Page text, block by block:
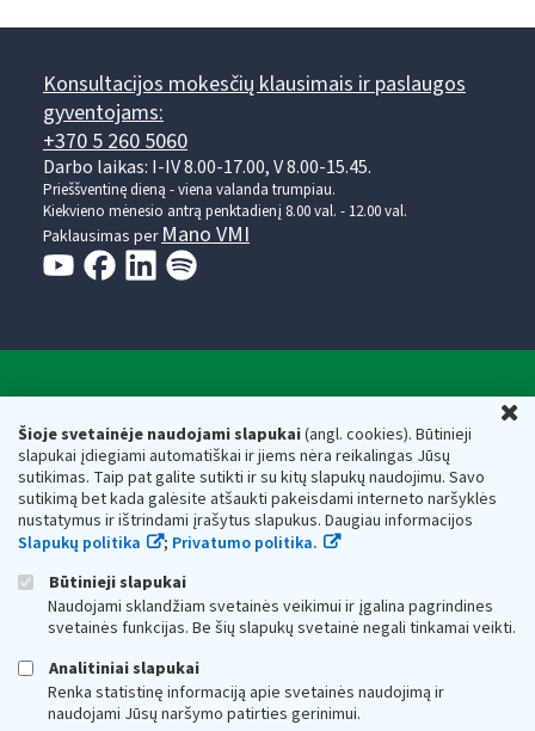
Šioje svetainėje naudojami slapukai(angl. cookies). Būtinieji
slapukai įdiegiami automatiškai ir jiems nėra reikalingas Jūsų
sutikimas. Taip pat galite sutikti ir su kitų slapukų naudojimu. Savo
sutikimą bet kada galėsite atšaukti pakeisdami interneto naršyklės
nustatymus ir ištrindami įrašytus slapukus. Daugiau informacijos
Slapukų politika
; Privatumo politika.
Būtinieji slapukai
Naudojami sklandžiam svetainės veikimui ir įgalina pagrindines
svetainės funkcijas. Be šių slapukų svetainė negali tinkamai veikti.
Analitiniai slapukai
Renka statistinę informaciją apie svetainės naudojimą ir
naudojami Jūsų naršymo patirties gerinimui.
Konsultacijos mokesčių klausimais ir paslaugos
gyventojams:
+370 5 260 5060
Darbo laikas: I-IV 8.00-17.00, V 8.00-15.45.
Prieššventinę dieną - viena valanda trumpiau.
Kiekvieno mėnesio antrą penktadienį 8.00 val. - 12.00 val.
Paklausimas per Mano VMI
Valstybinė mokesčių inspekcija prie Lietuvos
Respublikos finansų ministerijos
Biudžetinė įstaiga. Juridinio asmens kodas — 188659752,
adresas: Vasario 16-osios g. 14, 01107 Vilnius, Lietuva, el.paštas:
vmi@vmi.lt, E. pristatymo dėžutės adresas 188659752
Duomenys apie Valstybinę mokesčių inspekciją prie Lietuvos
Respublikos finansų ministerijos kaupiami ir saugomi Juridinių